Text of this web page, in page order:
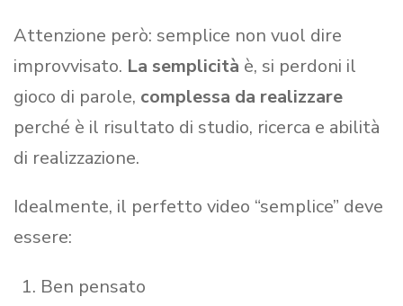
Attenzione però: semplice non vuol dire
improvvisato. La semplicità è, si perdoni il
gioco di parole, complessa da realizzare
perché è il risultato di studio, ricerca e abilità
di realizzazione.
Idealmente, il perfetto video “semplice” deve
essere:
Ben pensato